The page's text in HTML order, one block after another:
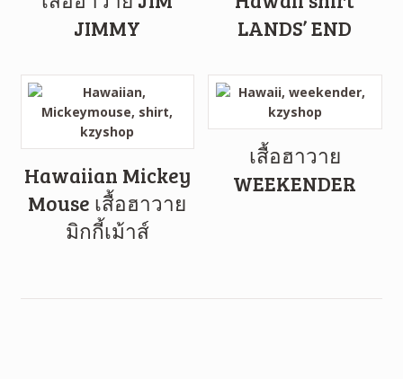
JIMMY
LANDS’ END
Hawaiian Mickey
Mouse เสื้อฮาวาย
มิกกี้เม้าส์
เสื้อฮาวาย
WEEKENDER